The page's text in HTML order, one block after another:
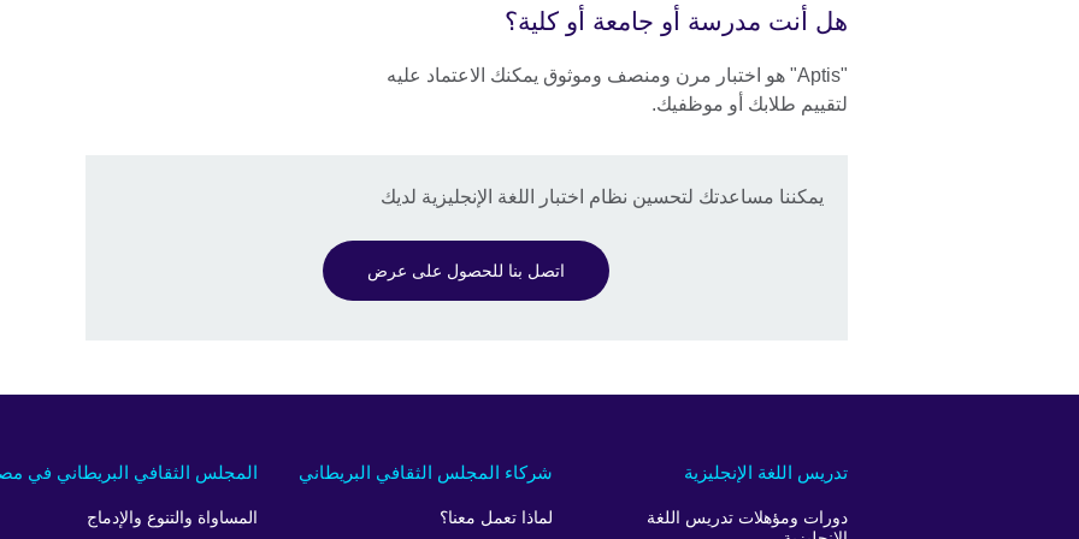
هل أنت مدرسة أو جامعة أو كلية؟
"Aptis" هو اختبار مرن ومنصف وموثوق يمكنك الاعتماد عليه
لتقييم طلابك أو موظفيك.
يمكننا مساعدتك لتحسين نظام اختبار اللغة الإنجليزية لديك
اتصل بنا للحصول على عرض
المجلس الثقافي البريطاني في
المساواة والتنوع والإدماج
شركاء المجلس الثقافي البريطاني
لماذا تعمل معنا؟
تدريس اللغة الإنجليزية
دورات ومؤهلات تدريس اللغة